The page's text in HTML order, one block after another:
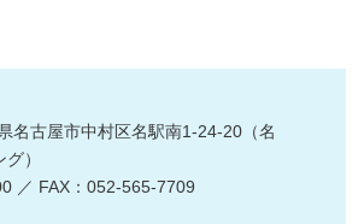
名古屋市中村区名駅南1-24-20（名
）
／ FAX：052-565-7709